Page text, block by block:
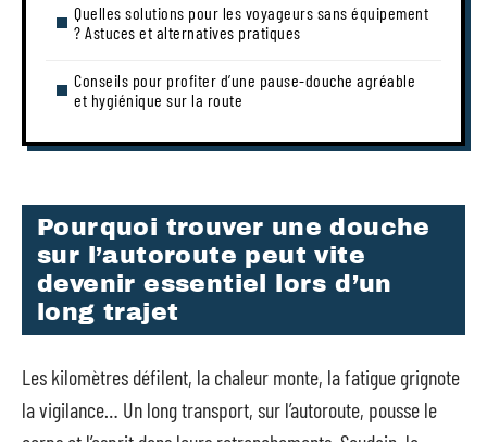
Quelles solutions pour les voyageurs sans équipement
? Astuces et alternatives pratiques
Conseils pour profiter d’une pause-douche agréable
et hygiénique sur la route
Pourquoi trouver une douche
sur l’autoroute peut vite
devenir essentiel lors d’un
long trajet
Les kilomètres défilent, la chaleur monte, la fatigue grignote
la vigilance… Un long transport, sur l’autoroute, pousse le